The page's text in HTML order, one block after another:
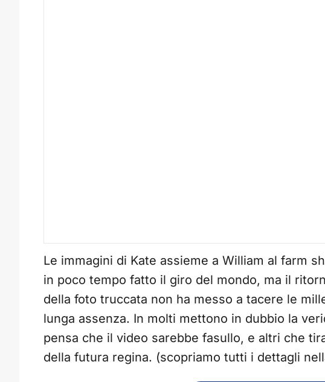
Le immagini di Kate assieme a William al farm
in poco tempo fatto il giro del mondo, ma il
della foto truccata non ha messo a tacere le
lunga assenza. In molti mettono in dubbio la
pensa che il video sarebbe fasullo, e altri che
della futura regina. (scopriamo tutti i dettagli